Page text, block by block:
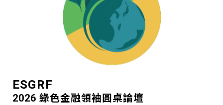
ESGRF
2026 綠色金融領袖圓桌論壇